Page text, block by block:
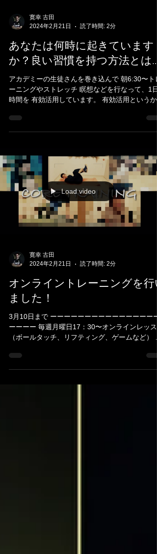
2024年2月21日
読了時間: 2分
あなたは何時に起きています
か？良い習慣を持つ方法とは…
アカデミーの生徒さんを巻き込んで 朝6:30〜ト
ーニングやストレッチ 瞑想などを行なって、1日
時間を 有効活用しています。 有効活用というか、
Load video
2024年2月21日
読了時間: 2分
オンライントレーニングを行
ました！
3月10日まで ーーーーーーーーーーーーーーーー
ーーーー 毎週月曜日17：30〜オンラインレッス
（ボールタッチ、リフティング、ゲームなど）
ーーーーー を行なっています。